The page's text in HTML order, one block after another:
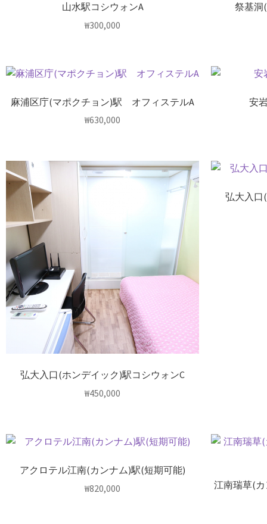
山水駅コシウォンA
₩300,000
祭基洞
麻浦区庁(マポクチョン)駅 オフィステルA
₩630,000
安
弘大入口(ホンデイック)駅コシウォンC
₩450,000
弘大入口
アクロテル江南(カンナム)駅(短期可能)
₩820,000 江南瑞草(